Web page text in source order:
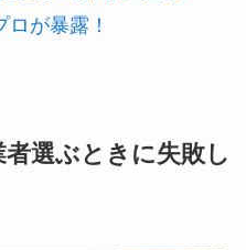
が暴露！
選ぶときに失敗し